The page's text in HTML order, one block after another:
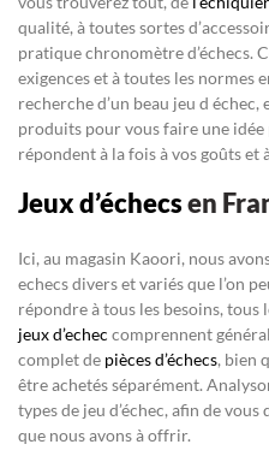
qualité, à toutes sortes
pratique chronomètre d’échecs.
exigences et à toutes les normes
recherche d’un beau jeu d
produits pour vous faire une
répondent à la fois à vos goûts et
Jeux d’échecsen
Ici, au magasin Kaoori, nous
echecs divers et variés que l’on
répondre à tous les besoins, tous
jeux d’echec comprennent
complet de pièces d’échecs, bien
être achetés séparément.
types de jeu d’échec, afin de
que nous avons à offrir.